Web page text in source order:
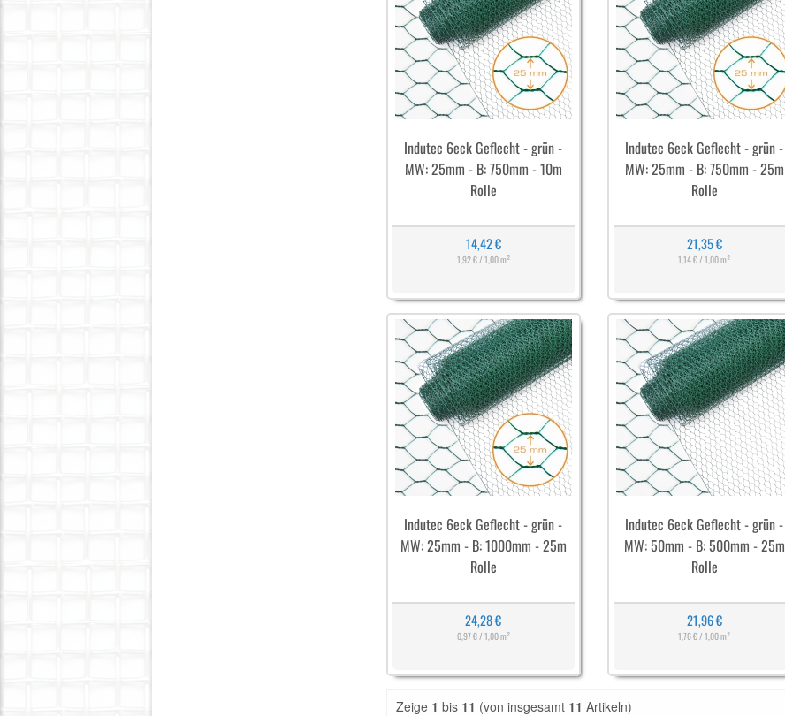
Indutec 6eck Geflecht - grün -
MW: 25mm - B: 750mm - 10m
Rolle
14,42 €
1,92 € / 1,00 m²
Indutec 6eck Geflecht - grün -
MW: 25mm - B: 750mm - 25m
Rolle
21,35 €
1,14 € / 1,00 m²
Indutec 6eck Geflecht - grün -
MW: 25mm - B: 1000mm - 25m
Rolle
24,28 €
0,97 € / 1,00 m²
Indutec 6eck Geflecht - grün -
MW: 50mm - B: 500mm - 25m
Rolle
21,96 €
1,76 € / 1,00 m²
Zeige 1 bis 11 (von insgesamt 11 Artikeln)